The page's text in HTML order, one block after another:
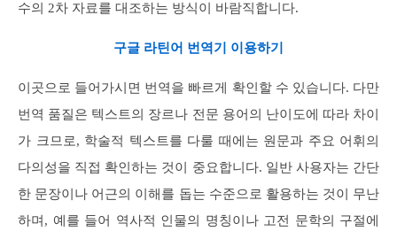
수의 2차 자료를 대조하는 방식이 바람직합니다.
구글 라틴어 번역기 이용하기
이곳으로 들어가시면 번역을 빠르게 확인할 수 있습니다. 다만
번역 품질은 텍스트의 장르나 전문 용어의 난이도에 따라 차이
가 크므로, 학술적 텍스트를 다룰 때에는 원문과 주요 어휘의
다의성을 직접 확인하는 것이 중요합니다. 일반 사용자는 간단
한 문장이나 어근의 이해를 돕는 수준으로 활용하는 것이 무난
하며, 예를 들어 역사적 인물의 명칭이나 고전 문학의 구절에